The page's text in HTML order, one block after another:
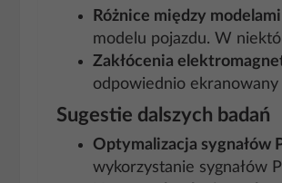
Różnice między
modelu pojazdu. W
Zakłócenia
odpowiednio
Sugestie dalszych badań
Optymalizacja sygnałów
wykorzystanie sygnałów